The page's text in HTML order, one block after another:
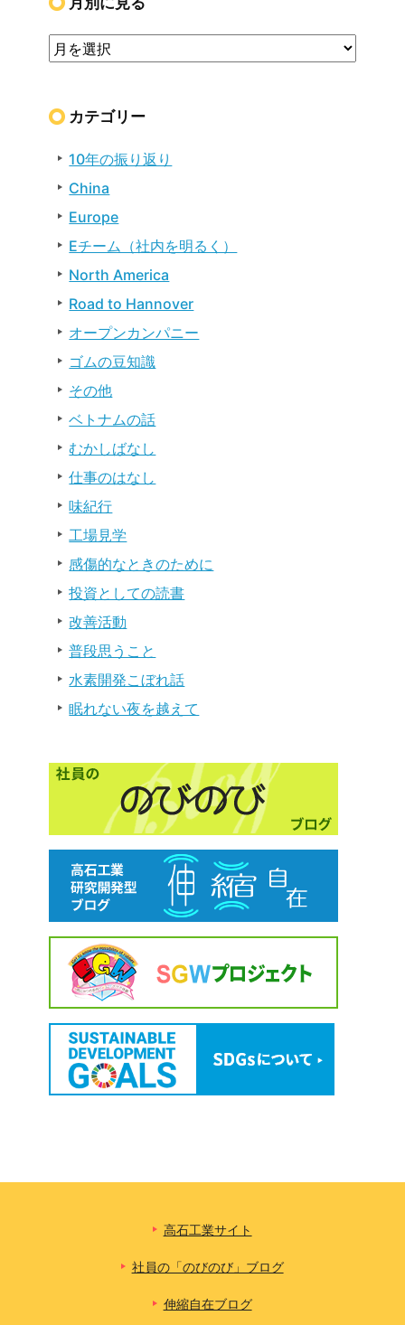
カテゴリー
10年の振り返り
China
Europe
Eチーム（社内を明るく）
North America
Road to Hannover
オープンカンパニー
ゴムの豆知識
その他
ベトナムの話
むかしばなし
仕事のはなし
味紀行
工場見学
感傷的なときのために
投資としての読書
改善活動
普段思うこと
水素開発こぼれ話
眠れない夜を越えて
高石工業サイト
社員の「のびのび」ブログ
伸縮自在ブログ